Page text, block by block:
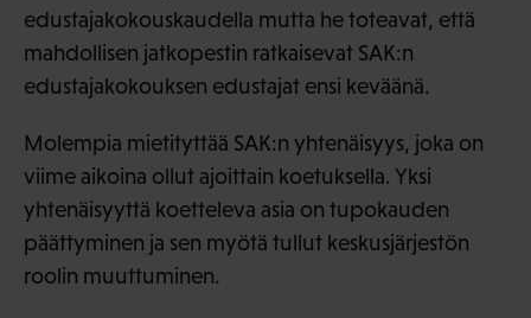
edustajakokouskaudella mutta he toteavat, että
mahdollisen jatkopestin ratkaisevat SAK:n
edustajakokouksen edustajat ensi keväänä.
Molempia mietityttää SAK:n yhtenäisyys, joka on
viime aikoina ollut ajoittain koetuksella. Yksi
yhtenäisyyttä koetteleva asia on tupokauden
päättyminen ja sen myötä tullut keskusjärjestön
roolin muuttuminen.